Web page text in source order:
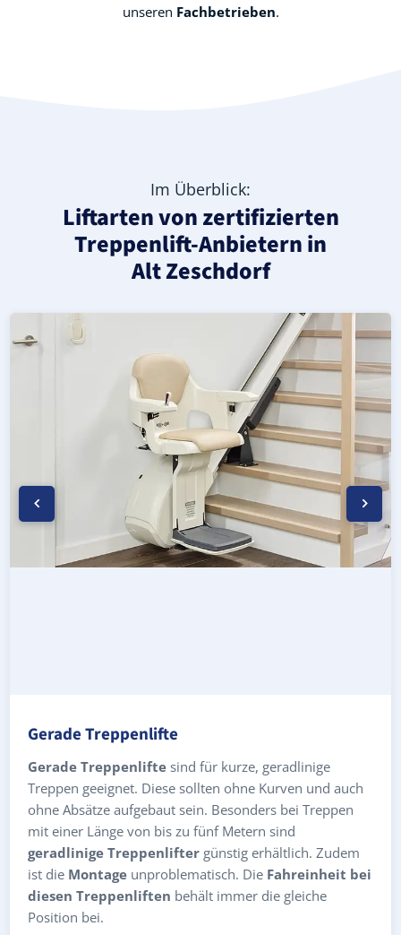
unseren Fachbetrieben.
Im Überblick:
Liftarten von zertifizierten
Treppenlift-Anbietern in
Alt Zeschdorf
Moderner gerader Treppenlift in Alt Zeschdorf
Geprüfter, gebrauchter Treppenlift für gerade
Neuer Treppenlift für gerade Treppen in Alt Zeschdorf
Gerade Treppenlifte
Gerade Treppenlifte sind für kurze, geradlinige
Treppen geeignet. Diese sollten ohne Kurven und auch
ohne Absätze aufgebaut sein. Besonders bei Treppen
mit einer Länge von bis zu fünf Metern sind
geradlinige Treppenlifter günstig erhältlich. Zudem
ist die Montage unproblematisch. Die Fahreinheit bei
diesen Treppenliften behält immer die gleiche
Position bei.